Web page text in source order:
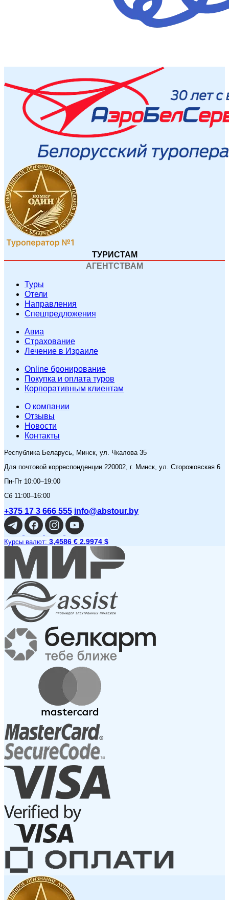
ТУРИСТАМ
АГЕНТСТВАМ
Туры
Отели
Направления
Спецпредложения
Авиа
Страхование
Лечение в Израиле
Online бронирование
Покупка и оплата туров
Корпоративным клиентам
O компании
Отзывы
Новости
Контакты
Республика Беларусь, Минск, ул. Чкалова 35
Для почтовой корреспонденции 220002, г. Минск, ул. Сторожовская 6
Пн-Пт 10:00–19:00
Сб 11:00–16:00
+375 17 3 666 555 info@abstour.by
Курсы валют: 3,4586 € 2,9974 $